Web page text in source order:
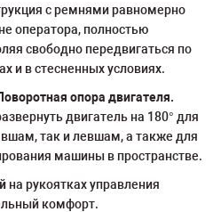
с ремнями равномерно
оператора, полностью
свободно передвигаться по
и в стесненных условиях.
опора двигателя.
двигатель на 180° для
так и левшам, а также для
машины в пространстве.
на рукоятках управления
комфорт.